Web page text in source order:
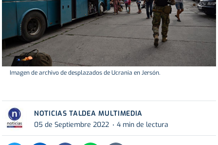
Imagen de archivo de desplazados de Ucrania en Jersón.
NOTICIAS TALDEA MULTIMEDIA
05 de Septiembre 2022
4 min de lectura